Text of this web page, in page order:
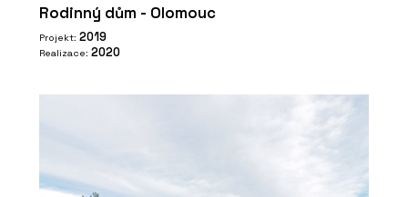
Rodinný dům - Olomouc
Projekt: 2019
Realizace: 2020